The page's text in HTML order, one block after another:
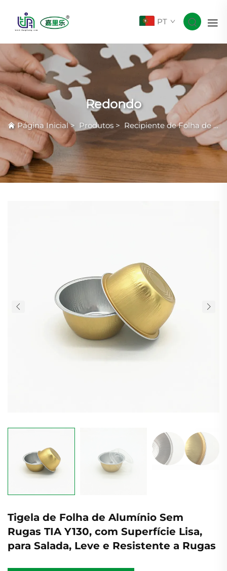
PT
Redondo
Página Inicial> Produtos > Recipiente de Folha de Alumínio Smoothwall
Tigela de Folha de Alumínio Sem
Rugas TIA Y130, com Superfície Lisa,
para Salada, Leve e Resistente a Rugas